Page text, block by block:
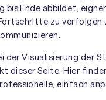
bis Ende abbildet,
zu verfolgen
der Visualisierung der
dieser Seite. Hier
einfach